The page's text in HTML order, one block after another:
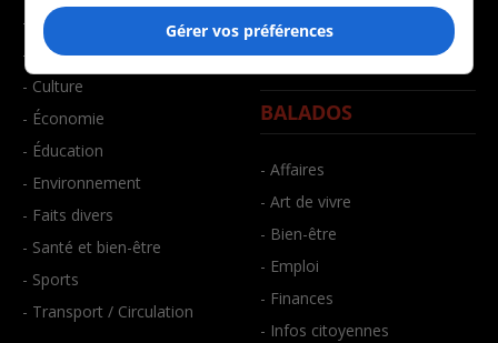
- Affaires municipales
- Communauté / Social
- Culture
- Économie
- Éducation
- Environnement
- Faits divers
- Santé et bien-être
- Sports
- Transport / Circulation
- Décompte franco
- Joué récemment
BALADOS
- Affaires
- Art de vivre
- Bien-être
- Emploi
- Finances
- Infos citoyennes
Gérer vos préférences